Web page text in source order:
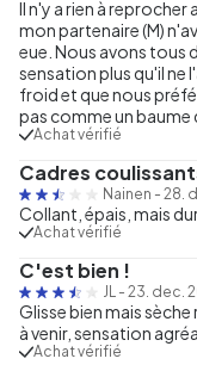
Il n'y a rien à reprocher
mon partenaire (M)
eue. Nous avons tous
sensation plus qu'il
froid et que nous
pas comme un baume
Achat vérifié
Cadres
Nainen - 28.
Collant, épais, mais
Achat vérifié
C'est bien !
JL - 23. dec.
Glisse bien mais
à venir, sensation
Achat vérifié